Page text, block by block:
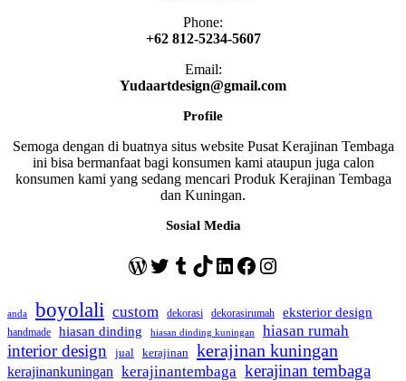
Phone:
+62 812-5234-5607
Email:
Yudaartdesign@gmail.com
Profile
Semoga dengan di buatnya situs website Pusat Kerajinan Tembaga
ini bisa bermanfaat bagi konsumen kami ataupun juga calon
konsumen kami yang sedang mencari Produk Kerajinan Tembaga
dan Kuningan.
Sosial Media
WordPress
Twitter
Tumblr
TikTok
LinkedIn
Facebook
Instagram
anda boyolali custom dekorasi dekorasirumah eksterior design
handmade hiasan dinding hiasan dinding kuningan hiasan rumah
interior design jual kerajinan kerajinan kuningan
kerajinankuningan kerajinantembaga kerajinan tembaga